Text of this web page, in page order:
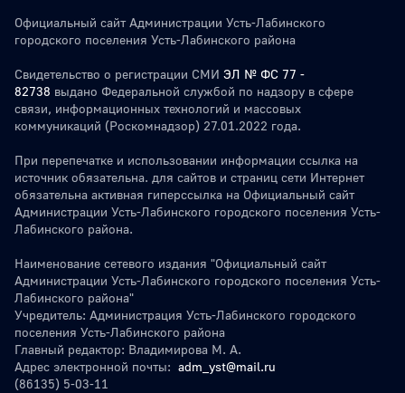
Официальный сайт Администрации Усть-Лабинского
городского поселения Усть-Лабинского района
Свидетельство о регистрации СМИ ЭЛ № ФС 77 -
82738 выдано Федеральной службой по надзору в сфере
связи, информационных технологий и массовых
коммуникаций (Роскомнадзор) 27.01.2022 года.
При перепечатке и использовании информации ссылка на
источник обязательна. для сайтов и страниц сети Интернет
обязательна активная гиперссылка на Официальный сайт
Администрации Усть-Лабинского городского поселения Усть-
Лабинского района.
Наименование сетевого издания "Официальный сайт
Администрации Усть-Лабинского городского поселения Усть-
Лабинского района"
Учредитель: Администрация Усть-Лабинского городского
поселения Усть-Лабинского района
Главный редактор: Владимирова М. А.
Адрес электронной почты: adm_yst@mail.ru
(86135) 5-03-11